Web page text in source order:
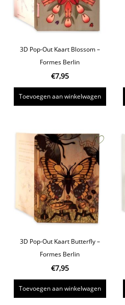
3D Pop-Out Kaart Blossom –
Formes Berlin
€7,95
Toevoegen aan winkelwagen
3D Pop-Out Kaart Butterfly –
Formes Berlin
€7,95
Toevoegen aan winkelwagen